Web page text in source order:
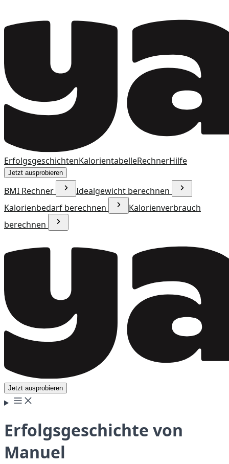
ErfolgsgeschichtenKalorientabelleRechnerHilfe
Jetzt ausprobieren
BMI Rechner
Idealgewicht berechnen
Kalorienbedarf berechnen
Kalorienverbrauch
berechnen
Jetzt ausprobieren
Erfolgsgeschichte von
Manuel